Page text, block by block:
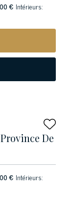
€ Intérieurs:
De
€ Intérieurs: